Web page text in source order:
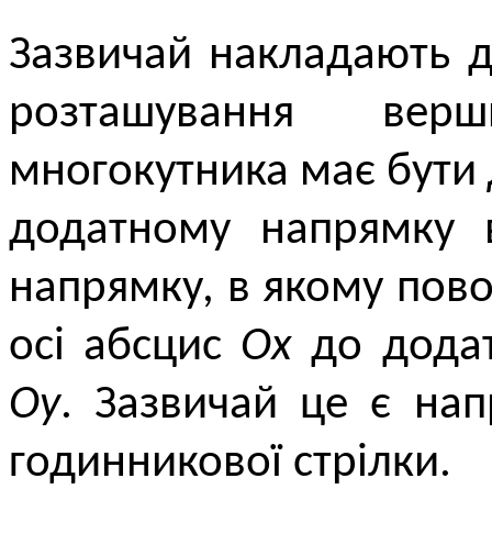
Зазвичай накладають
розташування
многокутника має бути
додатному напрямку
напрямку, в якому
осі абсцис Ox до
Oy. Зазвичай це є
годинникової стрілки.